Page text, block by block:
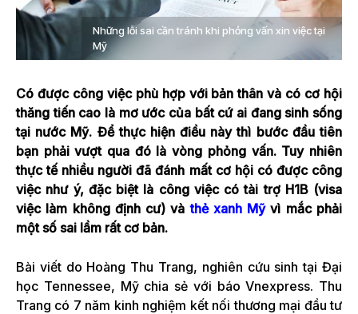
Những lỗi sai cần tránh khi phỏng vấn xin việc tại
Mỹ
Có được công việc phù hợp với bản thân và có cơ hội
thăng tiến cao là mơ ước của bất cứ ai đang sinh sống
tại nước Mỹ. Để thực hiện điều này thì bước đầu tiên
bạn phải vượt qua đó là vòng phỏng vấn. Tuy nhiên
thực tế nhiều người đã đánh mất cơ hội có được công
việc như ý, đặc biệt là công việc có tài trợ H1B (visa
việc làm không định cư) vàthẻ xanh Mỹvì mắc phải
một số sai lầm rất cơ bản.
Bài viết do Hoàng Thu Trang, nghiên cứu sinh tại Đại
học Tennessee, Mỹ chia sẻ với báo Vnexpress. Thu
Trang có 7 năm kinh nghiệm kết nối thương mại đầu tư